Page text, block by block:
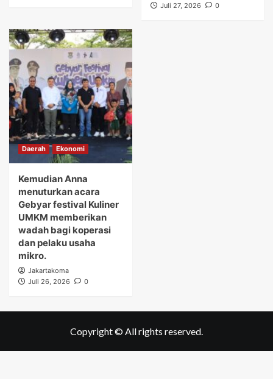
Juli 27, 2026
0
Daerah Ekonomi
Kemudian Anna
menuturkan acara
Gebyar festival Kuliner
UMKM memberikan
wadah bagi koperasi
dan pelaku usaha
mikro.
Jakartakoma
Juli 26, 2026
0
Copyright © All rights reserved.